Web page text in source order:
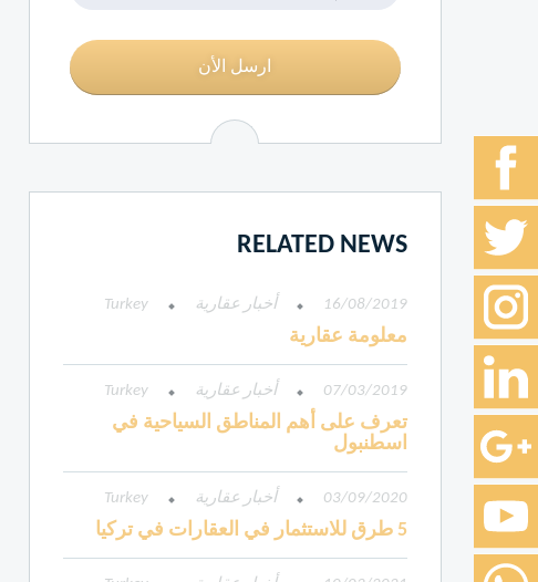
ارسل الأن
RELATED NEWS
16/08/2019 أخبار عقارية Turkey
معلومة عقارية
07/03/2019 أخبار عقارية Turkey
تعرف على أهم المناطق السياحية في
اسطنبول
03/09/2020 أخبار عقارية Turkey
5 طرق للاستثمار في العقارات في تركيا